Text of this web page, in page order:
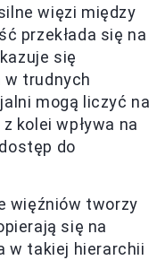
więzi między
przekłada się na
się
w trudnych
mogą liczyć na
kolei wpływa na
do
więźniów tworzy
się na
w takiej hierarchii